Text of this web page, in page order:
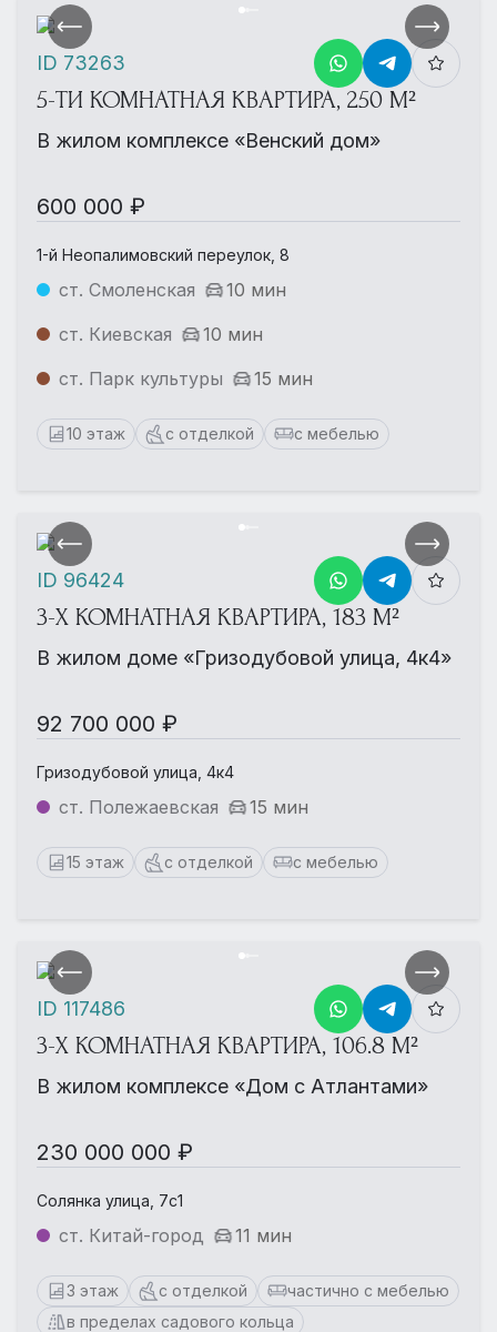
5-ТИ КОМНАТНАЯ КВАРТИРА, 250 М²
В жилом комплексе «Венский дом»
600 000 ₽
1-й Неопалимовский переулок, 8
ст. Смоленская
10 мин
ст. Киевская
10 мин
ст. Парк культуры
15 мин
10 этаж с отделкой с мебелью
ID 73263
3-Х КОМНАТНАЯ КВАРТИРА, 183 М²
В жилом доме «Гризодубовой улица, 4к4»
92 700 000 ₽
Гризодубовой улица, 4к4
ст. Полежаевская 15 мин
15 этаж с отделкой с мебелью
ID 96424
3-Х КОМНАТНАЯ КВАРТИРА, 106.8 М²
В жилом комплексе «Дом с Атлантами»
230 000 000 ₽
Солянка улица, 7с1
ст. Китай-город 11 мин
3 этаж с отделкой
частично с мебелью
в пределах садового кольца
ID 117486